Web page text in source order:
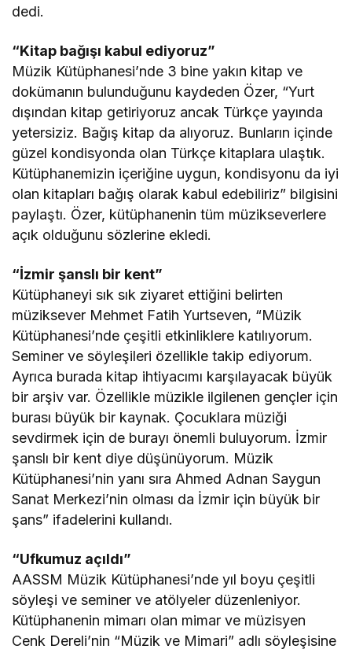
dedi.
“Kitap bağışı kabul ediyoruz”
Müzik Kütüphanesi’nde 3 bine yakın kitap ve
dokümanın bulunduğunu kaydeden Özer, “Yurt
dışından kitap getiriyoruz ancak Türkçe yayında
yetersiziz. Bağış kitap da alıyoruz. Bunların içinde
güzel kondisyonda olan Türkçe kitaplara ulaştık.
Kütüphanemizin içeriğine uygun, kondisyonu da iyi
olan kitapları bağış olarak kabul edebiliriz” bilgisini
paylaştı. Özer, kütüphanenin tüm müzikseverlere
açık olduğunu sözlerine ekledi.
“İzmir şanslı bir kent”
Kütüphaneyi sık sık ziyaret ettiğini belirten
müziksever Mehmet Fatih Yurtseven, “Müzik
Kütüphanesi’nde çeşitli etkinliklere katılıyorum.
Seminer ve söyleşileri özellikle takip ediyorum.
Ayrıca burada kitap ihtiyacımı karşılayacak büyük
bir arşiv var. Özellikle müzikle ilgilenen gençler için
burası büyük bir kaynak. Çocuklara müziği
sevdirmek için de burayı önemli buluyorum. İzmir
şanslı bir kent diye düşünüyorum. Müzik
Kütüphanesi’nin yanı sıra Ahmed Adnan Saygun
Sanat Merkezi’nin olması da İzmir için büyük bir
şans” ifadelerini kullandı.
“Ufkumuz açıldı”
AASSM Müzik Kütüphanesi’nde yıl boyu çeşitli
söyleşi ve seminer ve atölyeler düzenleniyor.
Kütüphanenin mimarı olan mimar ve müzisyen
Cenk Dereli’nin “Müzik ve Mimari” adlı söyleşisine